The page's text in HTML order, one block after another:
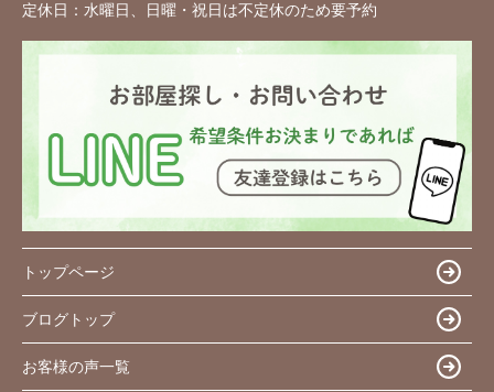
定休日： 水曜日、日曜・祝日は不定休のため要予約
トップページ
ブログトップ
お客様の声一覧